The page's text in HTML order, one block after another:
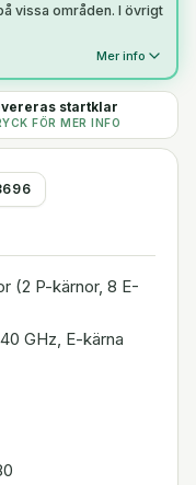
vissa områden. I övrigt
Mer info
startklar
FÖR MER INFO
(2 P-kärnor, 8 E-
GHz, E-kärna